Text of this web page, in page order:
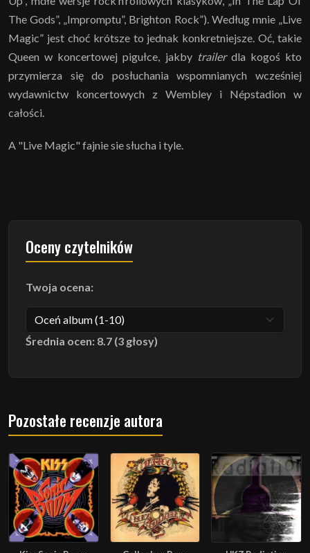
The Gods”, „Impromptu”, Brighton Rock”). Według mnie „Live
Magic” jest choć krótsze to jednak konkretniejsze. Oć, takie
Queen w koncertowej pigułce, jakby trailerdla kogoś kto
przymierza się do posłuchania wspomnianych wcześniej
wydawnictw koncertowych z Wembley i Népstadion w
całości.
A "Live Magic" fajnie sie słucha i tyle.
Oceny czytelników
Twoja ocena:
Średnia ocen: 8.7 (3 głosy)
Pozostałe recenzje autora